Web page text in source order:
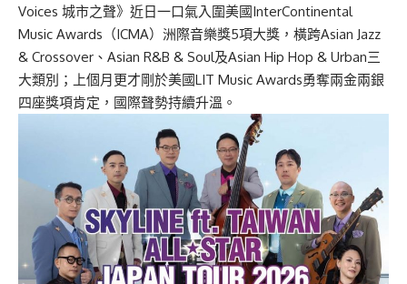
Voices 城市之聲》近日一口氣入圍美國InterContinental
Music Awards（ICMA）洲際音樂獎5項大獎，橫跨Asian Jazz
& Crossover、Asian R&B & Soul及Asian Hip Hop & Urban三
大類別；上個月更才剛於美國LIT Music Awards勇奪兩金兩銀
四座獎項肯定，國際聲勢持續升溫。